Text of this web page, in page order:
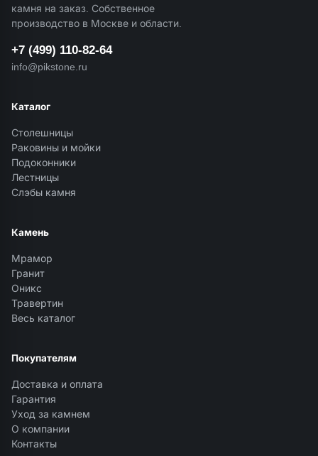
камня на заказ. Собственное
производство в Москве и области.
+7 (499) 110-82-64
info@pikstone.ru
Каталог
Столешницы
Раковины и мойки
Подоконники
Лестницы
Слэбы камня
Камень
Мрамор
Гранит
Оникс
Травертин
Весь каталог
Покупателям
Доставка и оплата
Гарантия
Уход за камнем
О компании
Контакты